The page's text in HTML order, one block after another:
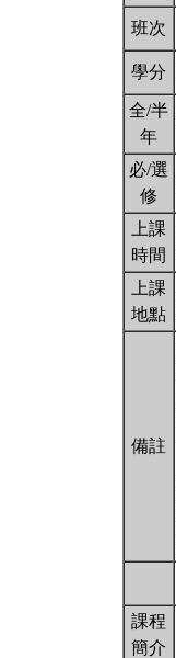
班次
學分
全/半
年
必/選
修
上課
時間
上課
地點
備註
課程
簡介